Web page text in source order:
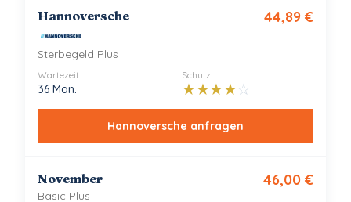
Hannoversche
Sterbegeld Plus
44,89 €
Wartezeit
36 Mon.
Schutz
★★★★☆
Hannoversche anfragen
November
Basic Plus
46,00 €